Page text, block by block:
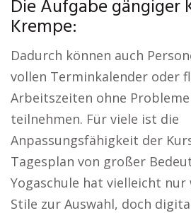
Die Aufgabe gängiger
Krempe:
Dadurch können auch
vollen Terminkalender oder
Arbeitszeiten ohne Probleme
teilnehmen. Für viele ist die
Anpassungsfähigkeit der
Tagesplan von großer
Yogaschule hat vielleicht nur
Stile zur Auswahl, doch